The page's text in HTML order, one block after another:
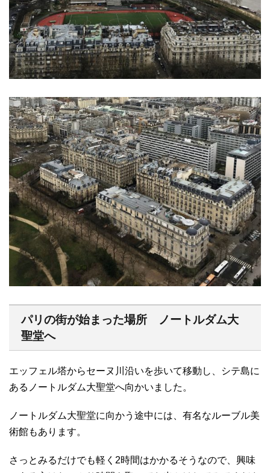
パリの街が始まった場所 ノートルダム大
聖堂へ
エッフェル塔からセーヌ川沿いを歩いて移動し、シテ島に
あるノートルダム大聖堂へ向かいました。
ノートルダム大聖堂に向かう途中には、有名なルーブル美
術館もあります。
さっとみるだけでも軽く2時間はかかるそうなので、興味